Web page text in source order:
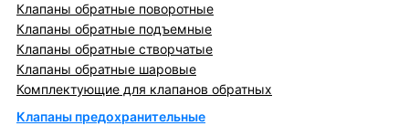
Клапаны обратные поворотные
Клапаны обратные подъемные
Клапаны обратные створчатые
Клапаны обратные шаровые
Комплектующие для клапанов обратных
Клапаны предохранительные